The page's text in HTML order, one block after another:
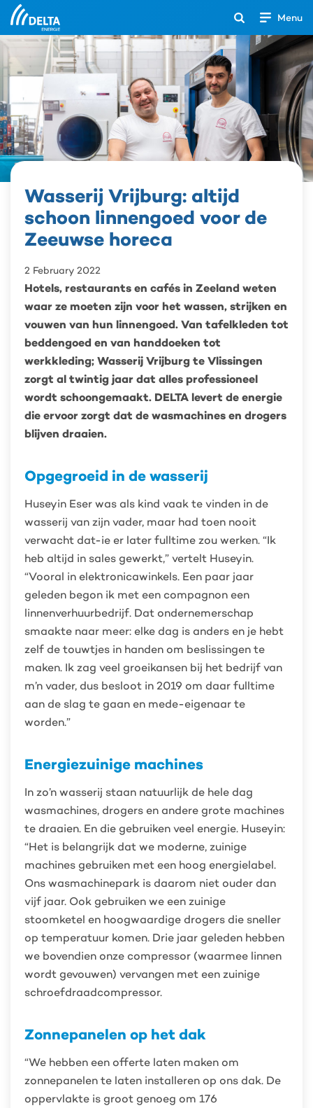
Menu
Open
het
zoekveld
Search
Wasserij
Vrijburg:
altijd
schoon
linnengoed
de
Zeeuwse
horeca
Wasserij Vrijburg: altijd
schoon linnengoed voor de
Zeeuwse horeca
2 February 2022
Hotels, restaurants en cafés in Zeeland weten
waar ze moeten zijn voor het wassen, strijken en
vouwen van hun linnengoed. Van tafelkleden tot
beddengoed en van handdoeken tot
werkkleding; Wasserij Vrijburg te Vlissingen
zorgt al twintig jaar dat alles professioneel
wordt schoongemaakt. DELTA levert de energie
die ervoor zorgt dat de wasmachines en drogers
blijven draaien.
Opgegroeid in de wasserij
Huseyin Eser was als kind vaak te vinden in de
wasserij van zijn vader, maar had toen nooit
verwacht dat-ie er later fulltime zou werken. “Ik
heb altijd in sales gewerkt,” vertelt Huseyin.
“Vooral in elektronicawinkels. Een paar jaar
geleden begon ik met een compagnon een
linnenverhuurbedrijf. Dat ondernemerschap
smaakte naar meer: elke dag is anders en je hebt
zelf de touwtjes in handen om beslissingen te
maken. Ik zag veel groeikansen bij het bedrijf van
m’n vader, dus besloot in 2019 om daar fulltime
aan de slag te gaan en mede-eigenaar te
worden.”
Energiezuinige machines
In zo’n wasserij staan natuurlijk de hele dag
wasmachines, drogers en andere grote machines
te draaien. En die gebruiken veel energie. Huseyin:
“Het is belangrijk dat we moderne, zuinige
machines gebruiken met een hoog energielabel.
Ons wasmachinepark is daarom niet ouder dan
vijf jaar. Ook gebruiken we een zuinige
stoomketel en hoogwaardige drogers die sneller
op temperatuur komen. Drie jaar geleden hebben
we bovendien onze compressor (waarmee linnen
wordt gevouwen) vervangen met een zuinige
schroefdraadcompressor.
Zonnepanelen op het dak
“We hebben een offerte laten maken om
zonnepanelen te laten installeren op ons dak. De
oppervlakte is groot genoeg om 176